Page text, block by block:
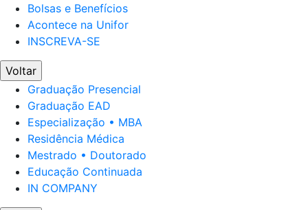
Bolsas e Benefícios
Acontece na Unifor
INSCREVA-SE
Voltar
Graduação Presencial
Graduação EAD
Especialização • MBA
Residência Médica
Mestrado • Doutorado
Educação Continuada
IN COMPANY